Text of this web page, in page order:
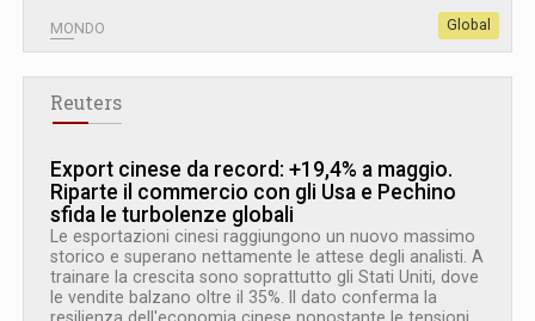
MONDO Global
Reuters
Export cinese da record: +19,4% a maggio.
Riparte il commercio con gli Usa e Pechino
sfida le turbolenze globali
Le esportazioni cinesi raggiungono un nuovo massimo
storico e superano nettamente le attese degli analisti. A
trainare la crescita sono soprattutto gli Stati Uniti, dove
le vendite balzano oltre il 35%. Il dato conferma la
resilienza dell'economia cinese nonostante le tensioni